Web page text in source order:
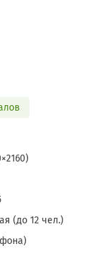
(до 12 чел.)